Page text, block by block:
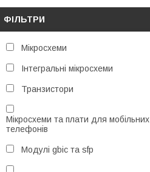
ФІЛЬТРИ
Мікросхеми
Інтегральні мікросхеми
Транзистори
Мікросхеми та плати для мобільних
телефонів
Модулі gbic та sfp